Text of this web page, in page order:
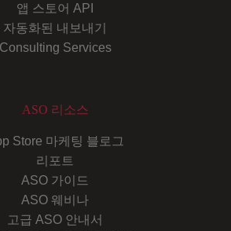
앱 스토어 API
자동화된 내보내기
Consulting Services
ASO 리소스
Store 마케팅 블로그
리포트
ASO 가이드
ASO 웨비나
고급 ASO 안내서